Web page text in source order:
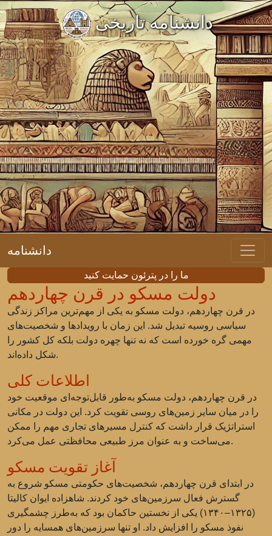
دانشنامه تاریخی
دانشنامه
ما را در پترئون حمایت کنید
دولت مسکو در قرن چهاردهم
در قرن چهاردهم، دولت مسکو به یکی از مهم‌ترین مراکز زندگی
سیاسی روسیه تبدیل شد. این زمان با رویدادها و شخصیت‌های
مهمی گره خورده است که نه تنها چهره دولت بلکه کل کشور را
شکل داده‌اند.
اطلاعات کلی
در قرن چهاردهم، دولت مسکو به‌طور قابل‌توجه‌ای موقعیت خود
را در میان سایر زمین‌های روسی تقویت کرد. این دولت در مکانی
استراتژیک قرار داشت که کنترل مسیرهای تجاری مهم را ممکن
می‌ساخت و به عنوان مرز طبیعی محافظتی عمل می‌کرد.
آغاز تقویت مسکو
در ابتدای قرن چهاردهم، شخصیت‌های حکومتی مسکو شروع به
گسترش فعال سرزمین‌های خود کردند. شاهزاده ایوان کالیتا
(۱۳۲۵–۱۳۴۰) یکی از نخستین حاکمان بود که به‌طرز چشمگیری
نفوذ مسکو را افزایش داد. او تنها سرزمین‌های همسایه را دور